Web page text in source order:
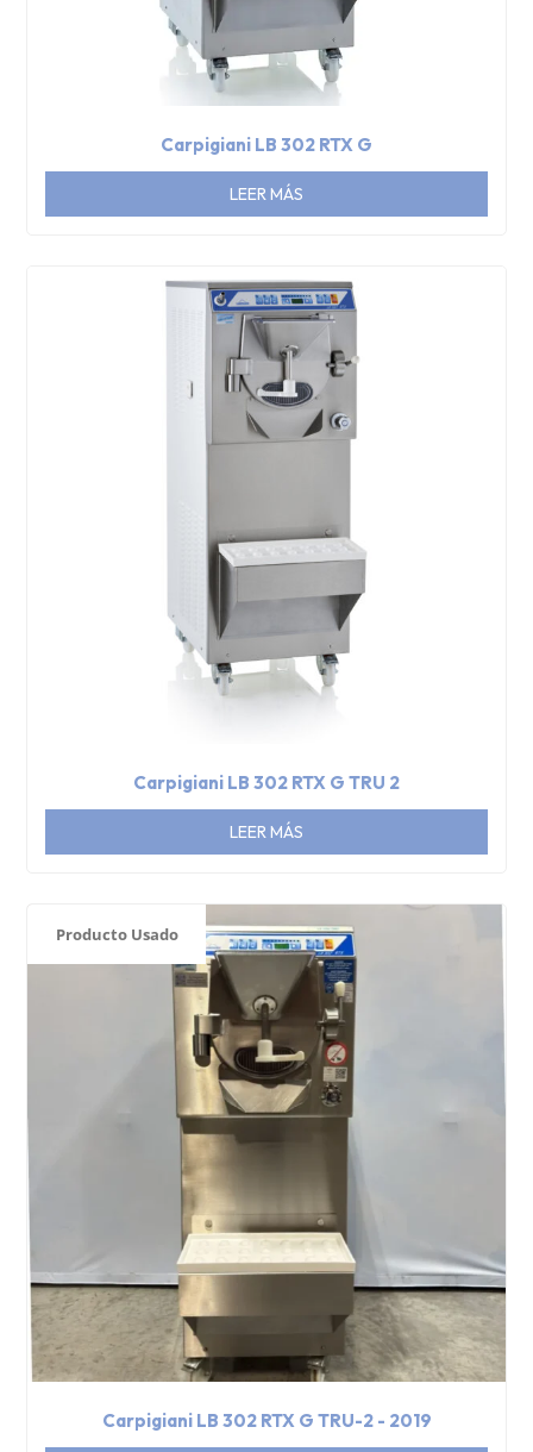
Carpigiani LB 302 RTX G
LEER MÁS
Carpigiani LB 302 RTX G TRU 2
LEER MÁS
Producto Usado
Carpigiani LB 302 RTX G TRU-2 - 2019